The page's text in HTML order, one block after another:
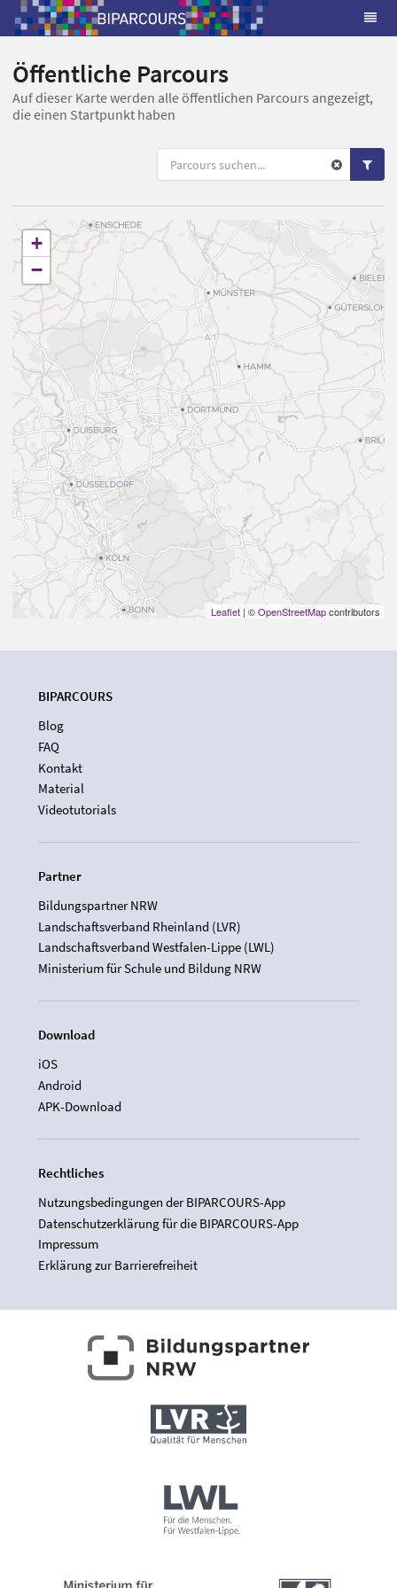
Öffentliche Parcours
Auf dieser Karte werden alle öffentlichen Parcours angezeigt,
die einen Startpunkt haben
+
−
Leaflet | ©OpenStreetMapcontributors
BIPARCOURS
Blog
FAQ
Kontakt
Material
Videotutorials
Partner
Bildungspartner NRW
Landschaftsverband Rheinland (LVR)
Landschaftsverband Westfalen-Lippe (LWL)
Ministerium für Schule und Bildung NRW
Download
iOS
Android
APK-Download
Rechtliches
Nutzungsbedingungen der BIPARCOURS-App
Datenschutzerklärung für die BIPARCOURS-App
Impressum
Erklärung zur Barrierefreiheit